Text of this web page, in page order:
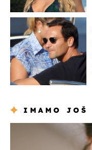
IMAMO JOŠ
moda & ljepota